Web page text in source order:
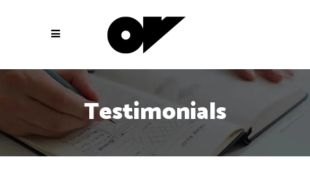
Testimonials